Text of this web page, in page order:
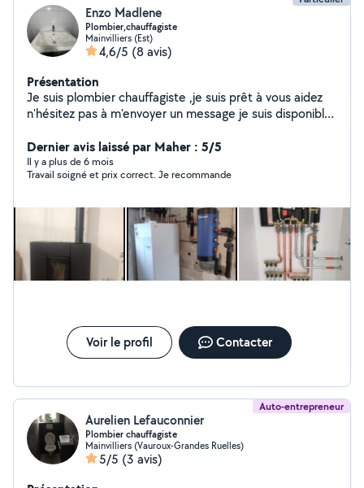
Enzo Madlene
Plombier,chauffagiste
Mainvilliers (Est)
4,6/5 (8 avis)
Présentation
Je suis plombier chauffagiste ,je suis prêt à vous aidez
n'hésitez pas à m'envoyer un message je suis disponible
et je ferais tout pour que vous soyez satisfait . 8 ans que
je suis dans ce domaines
Dernier avis laissé par Maher : 5/5
Il y a plus de 6 mois
Travail soigné et prix correct. Je recommande
Voir le profil Contacter
Auto-entrepreneur
Aurelien Lefauconnier
Plombier chauffagiste
Mainvilliers (Vauroux-Grandes Ruelles)
5/5 (3 avis)